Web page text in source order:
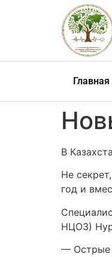
Главная
В
Не
год и
НЦОЗ)
— Острые